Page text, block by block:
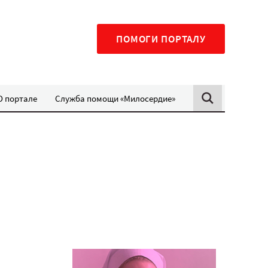
ПОМОГИ ПОРТАЛУ
портале Служба помощи «Милосердие»